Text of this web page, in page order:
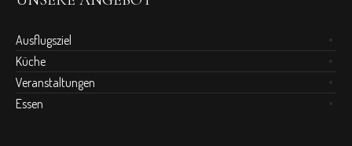
Ausflugsziel
Küche
Veranstaltungen
Essen